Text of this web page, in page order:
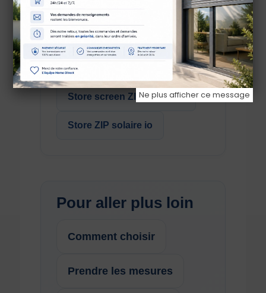
Exemples de stores
ZIP
Store screen ZIP Somfy io
Store ZIP solaire io
Pour aller plus loin
Comment choisir
Prendre les mesures
Ne plus afficher ce message